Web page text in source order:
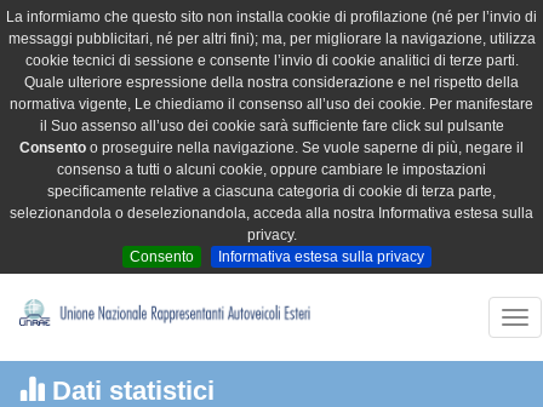
La informiamo che questo sito non installa cookie di profilazione (né per l’invio di
messaggi pubblicitari, né per altri fini); ma, per migliorare la navigazione, utilizza
cookie tecnici di sessione e consente l’invio di cookie analitici di terze parti.
Quale ulteriore espressione della nostra considerazione e nel rispetto della
normativa vigente, Le chiediamo il consenso all’uso dei cookie. Per manifestare
il Suo assenso all’uso dei cookie sarà sufficiente fare click sul pulsante
Consento o proseguire nella navigazione. Se vuole saperne di più, negare il
consenso a tutti o alcuni cookie, oppure cambiare le impostazioni
specificamente relative a ciascuna categoria di cookie di terza parte,
selezionandola o deselezionandola, acceda alla nostra Informativa estesa sulla
privacy.
Consento
Informativa estesa sulla privacy
Dati statistici